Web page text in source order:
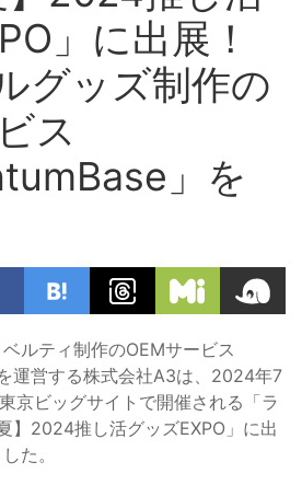
」に出展！
グッズ制作の
ス
」を
ルティ制作のOEMサービス
運営する株式会社A3は、2024年7
京ビッグサイトで開催される「ラ
】2024推し活グッズEXPO」に出
た。